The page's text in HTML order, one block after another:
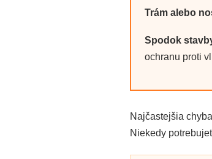
Trám alebo
Spodok
ochranu proti
Najčastejšia
Niekedy